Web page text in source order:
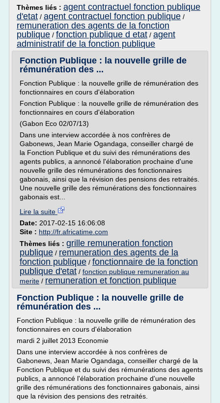
Thèmes liés : agent contractuel fonction publique
d'etat / agent contractuel fonction publique /
remuneration des agents de la fonction
publique / fonction publique d etat / agent
administratif de la fonction publique
Fonction Publique : la nouvelle grille de
rémunération des ...
Fonction Publique : la nouvelle grille de rémunération des
fonctionnaires en cours d'élaboration
Fonction Publique : la nouvelle grille de rémunération des
fonctionnaires en cours d'élaboration
(Gabon Eco 02/07/13)
Dans une interview accordée à nos confrères de
Gabonews, Jean Marie Ogandaga, conseiller chargé de
la Fonction Publique et du suivi des rémunérations des
agents publics, a annoncé l'élaboration prochaine d'une
nouvelle grille des rémunérations des fonctionnaires
gabonais, ainsi que la révision des pensions des retraités.
Une nouvelle grille des rémunérations des fonctionnaires
gabonais est...
Lire la suite
Date: 2017-02-15 16:06:08
Site : http://fr.africatime.com
Thèmes liés : grille remuneration fonction
publique / remuneration des agents de la
fonction publique / fonctionnaire de la fonction
publique d'etat / fonction publique remuneration au
merite / remuneration et fonction publique
Fonction Publique : la nouvelle grille de
rémunération des ...
Fonction Publique : la nouvelle grille de rémunération des
fonctionnaires en cours d'élaboration
mardi 2 juillet 2013 Economie
Dans une interview accordée à nos confrères de
Gabonews, Jean Marie Ogandaga, conseiller chargé de la
Fonction Publique et du suivi des rémunérations des agents
publics, a annoncé l'élaboration prochaine d'une nouvelle
grille des rémunérations des fonctionnaires gabonais, ainsi
que la révision des pensions des retraités.